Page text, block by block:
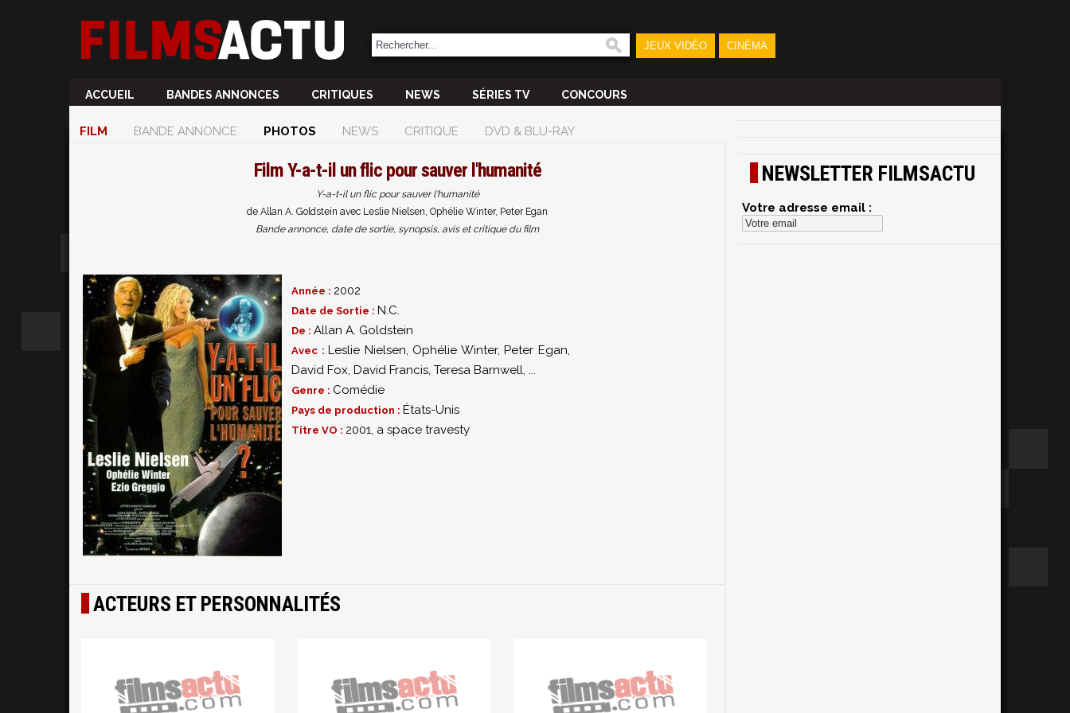
JEUX VIDÉO CINÉMA
ACCUEIL BANDES ANNONCES CRITIQUES NEWS SÉRIES TV CONCOURS
FILM BANDE ANNONCE PHOTOS NEWS CRITIQUE DVD & BLU-RAY
FilmY-a-t-il un flic pour sauver l'humanité
Y-a-t-il un flic pour sauver l'humanité
de Allan A. Goldstein avec Leslie Nielsen, Ophélie Winter, Peter Egan
Bande annonce, date de sortie, synopsis, avis et critique du film
Année : 2002
Date de Sortie : N.C.
De : Allan A. Goldstein
Avec : Leslie Nielsen, Ophélie Winter,Peter Egan,
David Fox, David Francis, Teresa Barnwell, ...
Genre : Comédie
Pays de production : États-Unis
Titre VO : 2001, a space travesty
ACTEURS ET PERSONNALITÉS
NEWSLETTER FILMSACTU
Votre adresse email :